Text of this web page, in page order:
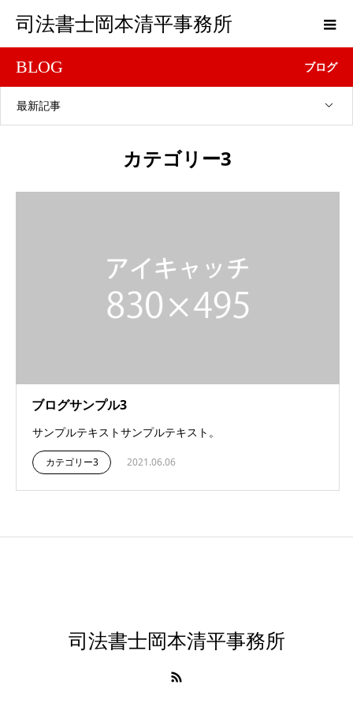
司法書士岡本清平事務所
BLOG ブログ
最新記事
カテゴリー3
ブログサンプル3
サンプルテキストサンプルテキスト。
カテゴリー3 2021.06.06
司法書士岡本清平事務所